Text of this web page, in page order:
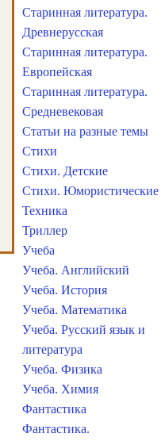
Старинная литература.
Древнерусская
Старинная литература.
Европейская
Старинная литература.
Средневековая
Статьи на разные темы
Стихи
Стихи. Детские
Стихи. Юмористические
Техника
Триллер
Учеба
Учеба. Английский
Учеба. История
Учеба. Математика
Учеба. Русский язык и
литература
Учеба. Физика
Учеба. Химия
Фантастика
Фантастика.